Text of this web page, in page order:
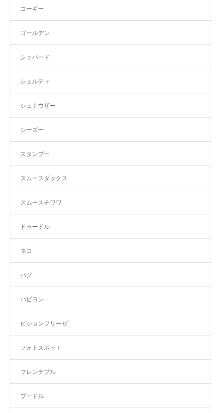
コーギー
ゴールデン
シェパード
シェルティ
シュナウザー
シーズー
スタンプー
スムースダックス
スムースチワワ
ドゥードル
ネコ
パグ
パピヨン
ビションフリーゼ
フォトスポット
フレンチブル
プードル